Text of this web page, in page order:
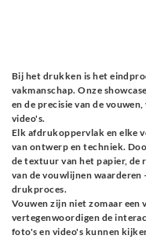
Bij het drukken is het
vakmanschap. Onze
en de precisie van de
video's.
Elk afdrukoppervlak en elke
van ontwerp en techniek.
de textuur van het papier, de
van de vouwlijnen waarderen
drukproces.
Vouwen zijn niet zomaar een
vertegenwoordigen de
foto's en video's kunnen